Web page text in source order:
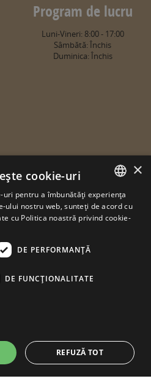
Program de lucru
Luni-Vineri: 8:00 - 17:00
Sâmbătă: Închis
Duminica: Închis
integrală sau parţială a
pagină a site-ului
numai cu acordul prealabil
încălcări ale dreptului de
la adresa de e.mail:
ROMANIAN
HUNGARIAN
×
cookie-uri
uri pentru a îmbunătăți experiența
ului nostru web, sunteți de acord cu
cu Politica noastră privind cookie-
DE PERFORMANȚĂ
DE FUNCŢIONALITATE
REFUZĂ TOT